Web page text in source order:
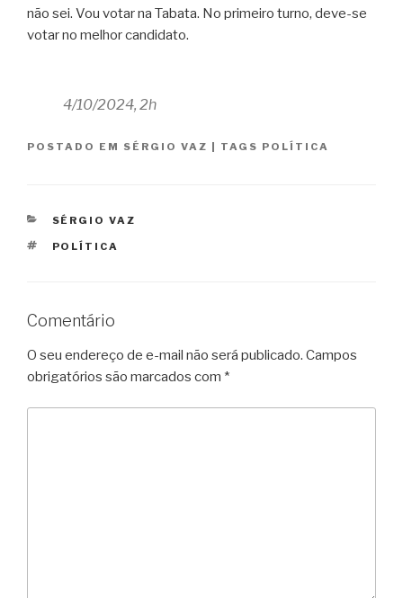
não sei. Vou votar na Tabata. No primeiro turno, deve-se
votar no melhor candidato.
4/10/2024, 2h
POSTADO EM SÉRGIO VAZ TAGS POLÍTICA
CATEGORIAS
SÉRGIO VAZ
TAGS
POLÍTICA
Comentário
O seu endereço de e-mail não será publicado. Campos
obrigatórios são marcados com *